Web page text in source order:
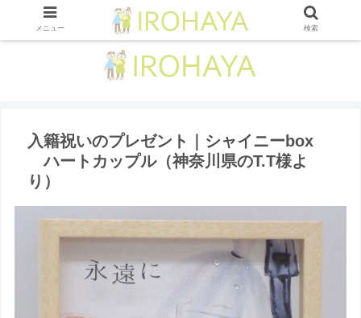
入籍祝いのプレゼント｜シャイニーbox
ハートカップル （神奈川県のT.T様よ
り ）
メニュー 検索